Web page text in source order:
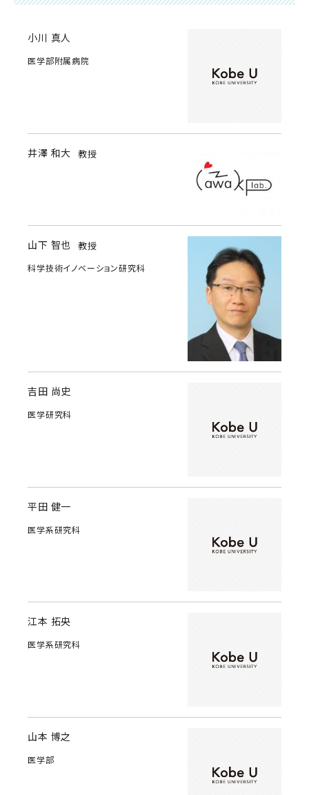
小川 真人
医学部附属病院
井澤 和大 教授
山下 智也 教授
科学技術イノベーション研究科
吉田 尚史
医学研究科
平田 健一
医学系研究科
江本 拓央
医学系研究科
山本 博之
医学部